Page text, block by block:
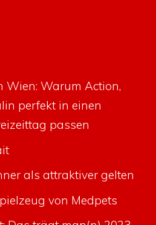
Wien: Warum Action,
perfekt in einen
passen
als attraktiver gelten
von Medpets